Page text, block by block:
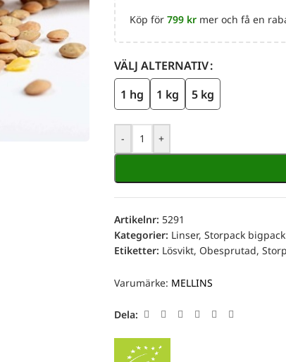
Köp för 799 krmer och få en
VÄLJ ALTERNATIV
1 hg
1 kg 5 kg
- +
Artikelnr: 5291
Kategorier: Linser, Storpack
Etiketter: Lösvikt, Obesprutad,
Varumärke: MELLINS
Dela: